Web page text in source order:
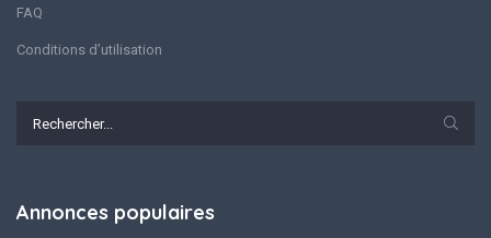
FAQ
Conditions d’utilisation
Annonces populaires